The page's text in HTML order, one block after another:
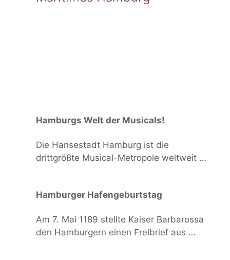
Hamburgs Welt der Musicals!
Die Hansestadt Hamburg ist die
drittgrößte Musical-Metropole weltweit …
Hamburger Hafengeburtstag
Am 7. Mai 1189 stellte Kaiser Barbarossa
den Hamburgern einen Freibrief aus …